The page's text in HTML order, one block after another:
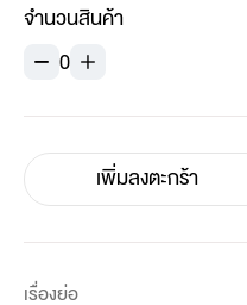
จำนวนสินค้า
0
เพิ่มลงตะกร้า
เรื่องย่อ